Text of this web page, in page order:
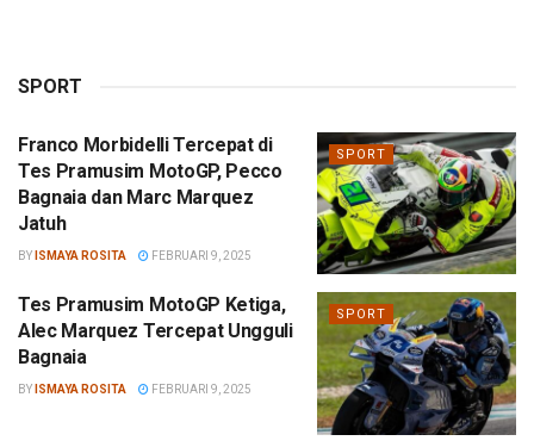
SPORT
SPORT
Franco Morbidelli Tercepat di
Tes Pramusim MotoGP, Pecco
Bagnaia dan Marc Marquez
Jatuh
BY ISMAYA ROSITA FEBRUARI 9, 2025
SPORT
Tes Pramusim MotoGP Ketiga,
Alec Marquez Tercepat Ungguli
Bagnaia
BY ISMAYA ROSITA FEBRUARI 9, 2025